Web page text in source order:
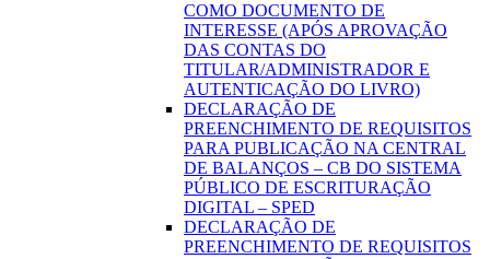
COMO DOCUMENTO DE
INTERESSE (APÓS APROVAÇÃO
DAS CONTAS DO
TITULAR/ADMINISTRADOR E
AUTENTICAÇÃO DO LIVRO)
DECLARAÇÃO DE
PREENCHIMENTO DE REQUISITOS
PARA PUBLICAÇÃO NA CENTRAL
DE BALANÇOS – CB DO SISTEMA
PÚBLICO DE ESCRITURAÇÃO
DIGITAL – SPED
DECLARAÇÃO DE
PREENCHIMENTO DE REQUISITOS